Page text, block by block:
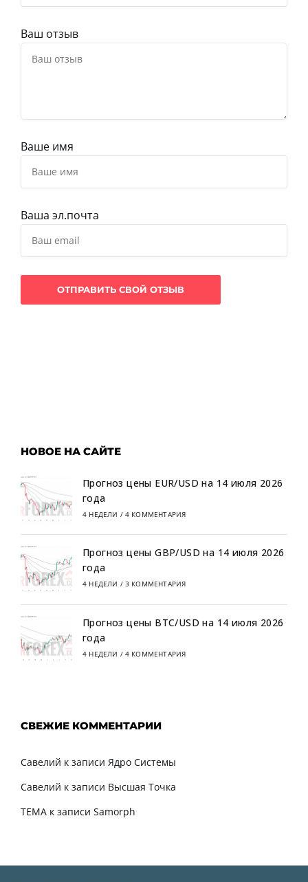
Ваш отзыв
Ваше имя
Ваша эл.почта
НОВОЕ НА САЙТЕ
Прогноз цены EUR/USD на 14 июля 2026
года
4 НЕДЕЛИ / 4 КОММЕНТАРИЯ
Прогноз цены GBP/USD на 14 июля 2026
года
4 НЕДЕЛИ / 3 КОММЕНТАРИЯ
Прогноз цены BTC/USD на 14 июля 2026
года
4 НЕДЕЛИ / 4 КОММЕНТАРИЯ
СВЕЖИЕ КОММЕНТАРИИ
Савелий к записи Ядро Системы
Савелий к записи Высшая Точка
TEMA к записи Samorph